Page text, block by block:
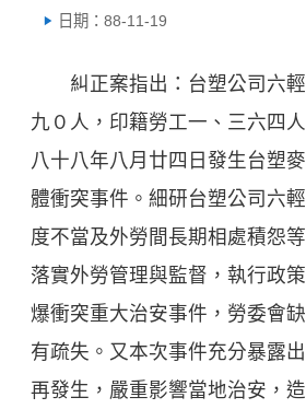
日期：88-11-19
糾正案指出：台塑公司六輕
九０人，印籍勞工一、三六四
八十八年八月廿四日發生台塑
體衝突事件。細研台塑公司六
度不當及外勞間長期相處積怨
落實外勞管理與監督，執行政
爆衝突重大治安事件，勞委會
有疏失。又本次事件充分暴露
再發生，嚴重影響當地治安，